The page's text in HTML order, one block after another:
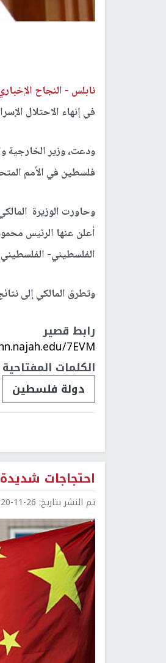
نابلس - النجاح
في إنهاء الاحتلال
ودعت، وزير الخارجية
فلسطين في الأمم
وحاورت الوزيرة
أعلن عنها الرئيس
الفلسطيني-
وتطرق المالكي إلى
رابط قصير
7EVM/
الكلمات المفتاحية
دولة فلسطين
احتجاجات
تم النشر بتاريخ: 11-26 12:40